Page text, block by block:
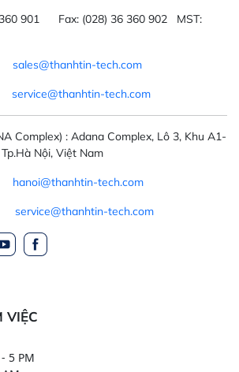
360 901 Fax: (028) 36 360 902 MST:
sales@thanhtin-tech.com
service@thanhtin-tech.com
Complex) : Adana Complex, Lô 3, Khu A1-
Nội, Việt Nam
hanoi@thanhtin-tech.com
service@thanhtin-tech.com
VIỆC
5 PM